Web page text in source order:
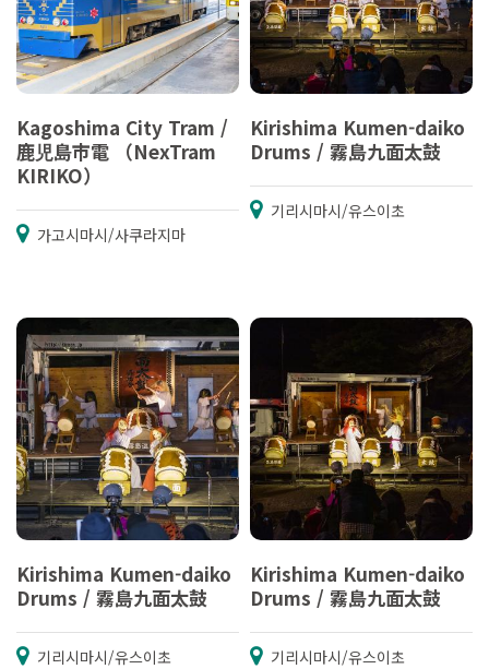
Kagoshima City Tram /
鹿児島市電 （NexTram
KIRIKO）
가고시마시/사쿠라지마
Kirishima Kumen-daiko
Drums / 霧島九面太鼓
기리시마시/유스이초
Kirishima Kumen-daiko
Drums / 霧島九面太鼓
기리시마시/유스이초
Kirishima Kumen-daiko
Drums / 霧島九面太鼓
기리시마시/유스이초